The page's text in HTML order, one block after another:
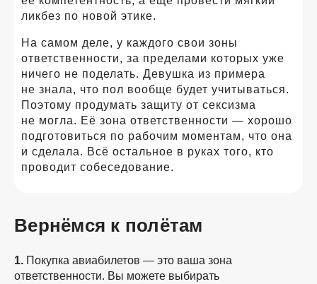
ликбез по новой этике.
На самом деле, у каждого свои зоны
ответственности, за пределами которых уже
ничего не поделать. Девушка из примера
не знала, что пол вообще будет учитываться.
Поэтому продумать защиту от сексизма
не могла. Её зона ответственности — хорошо
подготовиться по рабочим моментам, что она
и сделала. Всё остальное в руках того, кто
проводит собеседование.
Вернёмся к полётам
1. Покупка авиабилетов — это ваша зона
ответственности. Вы можете выбирать